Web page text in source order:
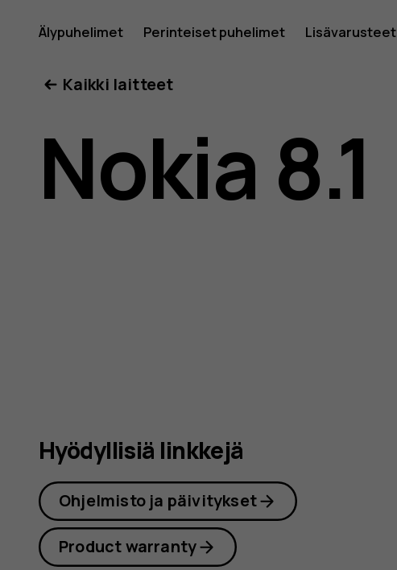
Nokia
8.1
Älypuhelimet Perinteiset puhelimet Lisävarusteet
Kaikki laitteet
Nokia 8.1
Hyödyllisiä linkkejä
Ohjelmisto ja päivitykset
Product warranty